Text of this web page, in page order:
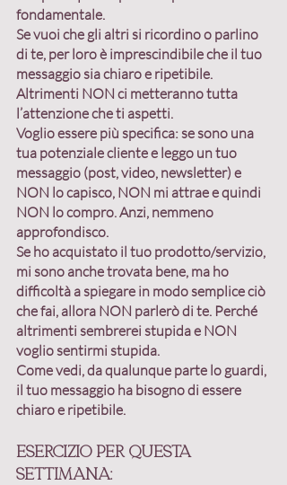
fondamentale.
Se vuoi che gli altri si ricordino o parlino
di te, per loro è imprescindibile che il tuo
messaggio sia chiaro e ripetibile.
Altrimenti NON ci metteranno tutta
l’attenzione che ti aspetti.
Voglio essere più specifica: se sono una
tua potenziale cliente e leggo un tuo
messaggio (post, video, newsletter) e
NON lo capisco, NON mi attrae e quindi
NON lo compro. Anzi, nemmeno
approfondisco.
Se ho acquistato il tuo prodotto/servizio,
mi sono anche trovata bene, ma ho
difficoltà a spiegare in modo semplice ciò
che fai, allora NON parlerò di te. Perché
altrimenti sembrerei stupida e NON
voglio sentirmi stupida.
Come vedi, da qualunque parte lo guardi,
il tuo messaggio ha bisogno di essere
chiaro e ripetibile.
Esercizio per questa
settimana: